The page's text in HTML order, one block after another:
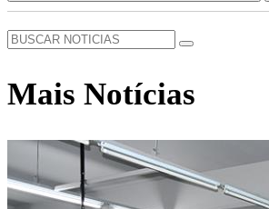
Mais Notícias